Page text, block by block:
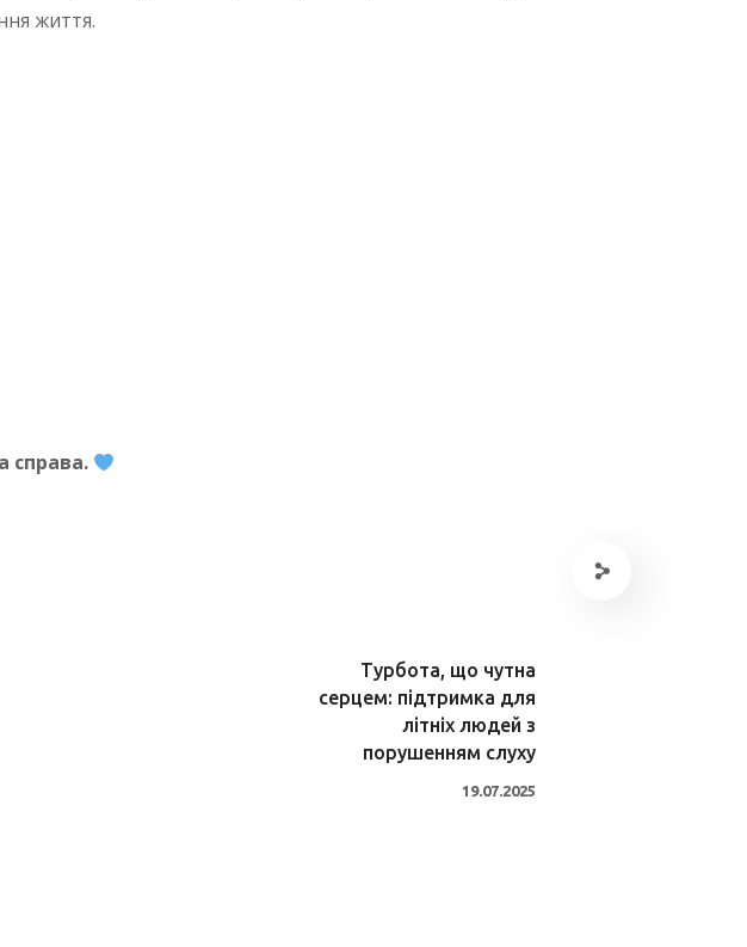
життя.
справа.
Турбота, що чутна
серцем: підтримка для
літніх людей з
порушенням слуху
19.07.2025